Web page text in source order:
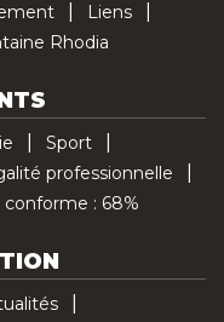
Liens
Rhodia
Sport
professionnelle
: 68%